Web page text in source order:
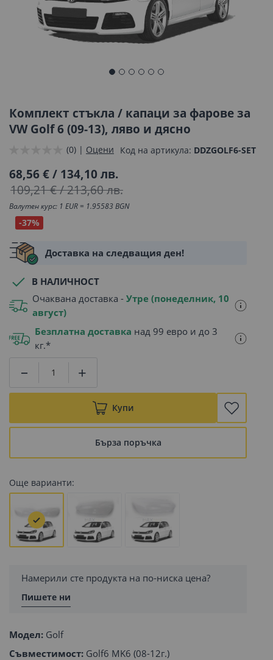
началото
на
галерия
Комплект стъкла / капаци за фарове за
VW Golf 6 (09-13), ляво и дясно
(0) | Оцени Код на артикула DDZGOLF6-SET
68,56 €/ 134,10 лв.
109,21 €/213,60 лв.
Валутен курс: 1 EUR = 1.95583 BGN
-37%
Доставка на следващия ден!
В НАЛИЧНОСТ
Очаквана доставка - Утре (понеделник, 10
август)
Безплатна доставка над 99 евро и до 3
кг.*
Купи
Бърза поръчка
Още варианти:
Намерили сте продукта на по-ниска цена?
Пишете ни
Модел: Golf
Съвместимост: Golf6 MK6 (08-12г.)